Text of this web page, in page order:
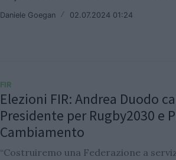
Daniele Goegan / 02.07.2024 01:24
FIR
Elezioni FIR: Andrea Duodo
Presidente per Rugby2030 e
Cambiamento
“Costruiremo una Federazione a